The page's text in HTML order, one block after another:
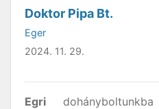
Doktor Pipa Bt.
Eger
2024. 11. 29.
Egri